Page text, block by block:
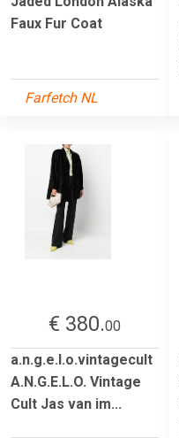
Faux Fur Coat
Farfetch NL
€ 380.00
a.n.g.e.l.o.vintagecult
A.N.G.E.L.O. Vintage
Cult Jas van im...